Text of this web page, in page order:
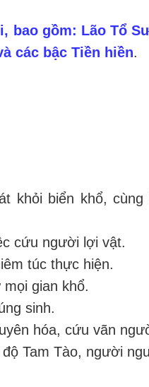
bao gồm: Lão Tổ
các bậc Tiền hiền.
khỏi biển khổ,
cứu người lợi vật.
túc thực hiện.
gian khổ.
sinh.
hóa, cứu vãn
Tam Tào, người